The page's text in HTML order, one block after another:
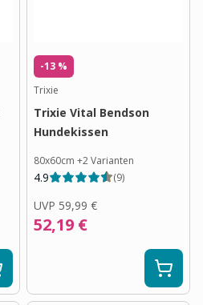
-13 %
Trixie
Trixie Vital Bendson
Hundekissen
80x60cm +2Varianten
4.9 (9)
UVP 59,99 €
52,19 €